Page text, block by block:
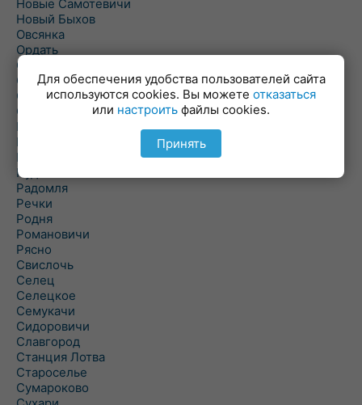
Новые Самотевичи
Новый Быхов
Овсянка
Ордать
Ореховка
Осиновка
Осиповичи
Осово
Павловичи
Паршино
Петуховка
Пудовня
Радомля
Речки
Родня
Романовичи
Рясно
Свислочь
Селец
Селецкое
Семукачи
Сидоровичи
Славгород
Станция Лотва
Староселье
Сумароково
Для обеспечения удобства пользователей сайта
используются cookies. Вы можете отказаться
или настроить файлы cookies.
Принять